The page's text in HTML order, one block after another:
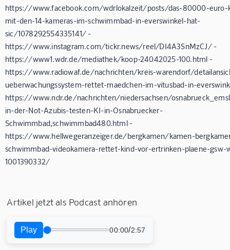
https://www.facebook.com/wdrlokalzeit/posts/das-80000-euro-
mit-den-14-kameras-im-schwimmbad-in-everswinkel-hat-
sic/1078292554335141/ -
https://www.instagram.com/tickr.news/reel/DI4A3SnMzCJ/ -
https://www1.wdr.de/mediathek/koop-24042025-100.html -
https://www.radiowaf.de/nachrichten/kreis-warendorf/
ueberwachungssystem-rettet-maedchen-im-vitusbad-in-
https://www.ndr.de/nachrichten/niedersachsen/
in-der-Not-Azubis-testen-KI-in-Osnabruecker-
Schwimmbad,schwimmbad480.html -
https://www.hellwegeranzeiger.de/bergkamen/kamen-
schwimmbad-videokamera-rettet-kind-vor-ertrinken-plaene-gsw-
1001390332/
Artikel jetzt als Podcast anhören
Play 00:00/2:57